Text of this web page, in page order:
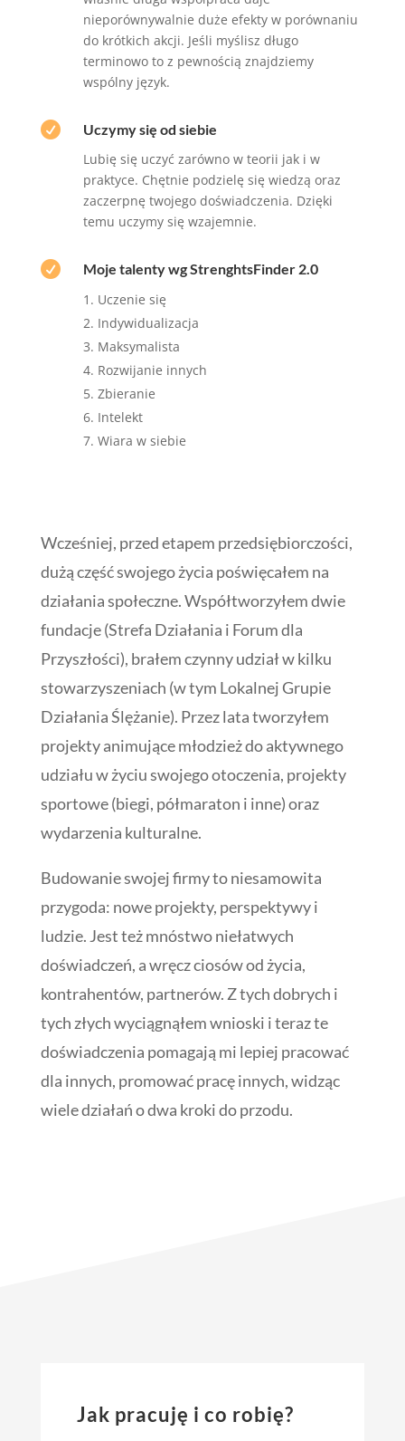
nieporównywalnie duże efekty w porównaniu
do krótkich akcji. Jeśli myślisz długo
terminowo to z pewnością znajdziemy
wspólny język.

Uczymy się od siebie
Lubię się uczyć zarówno w teorii jak i w
praktyce. Chętnie podzielę się wiedzą oraz
zaczerpnę twojego doświadczenia. Dzięki
temu uczymy się wzajemnie.

Moje talenty wg StrenghtsFinder 2.0
Uczenie się
Indywidualizacja
Maksymalista
Rozwijanie innych
Zbieranie
Intelekt
Wiara w siebie
Wcześniej, przed etapem przedsiębiorczości,
dużą część swojego życia poświęcałem na
działania społeczne. Współtworzyłem dwie
fundacje (Strefa Działania i Forum dla
Przyszłości), brałem czynny udział w kilku
stowarzyszeniach (w tym Lokalnej Grupie
Działania Ślężanie). Przez lata tworzyłem
projekty animujące młodzież do aktywnego
udziału w życiu swojego otoczenia, projekty
sportowe (biegi, półmaraton i inne) oraz
wydarzenia kulturalne.
Budowanie swojej firmy to niesamowita
przygoda: nowe projekty, perspektywy i
ludzie. Jest też mnóstwo niełatwych
doświadczeń, a wręcz ciosów od życia,
kontrahentów, partnerów. Z tych dobrych i
tych złych wyciągnąłem wnioski i teraz te
doświadczenia pomagają mi lepiej pracować
dla innych, promować pracę innych, widząc
wiele działań o dwa kroki do przodu.
Jak pracuję i co robię?